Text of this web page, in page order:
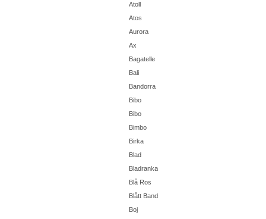
Atoll
Atos
Aurora
Ax
Bagatelle
Bali
Bandorra
Bibo
Bibo
Bimbo
Birka
Blad
Bladranka
Blå Ros
Blått Band
Boj